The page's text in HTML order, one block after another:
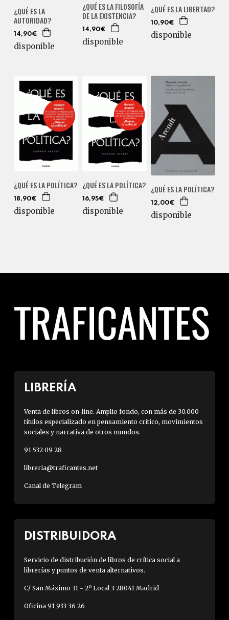
¿QUÉ ES LA
AUTORIDAD?
14,90€
disponible
¿QUÉ ES LA FILOSOFÍA
DE LA EXISTENCIA?
14,90€
disponible
¿QUÉ ES LA LIBERTAD?
10,90€
disponible
¿QUÉ ES LA POLÍTICA?
18,90€
disponible
¿QUÉ ES LA POLÍTICA?
16,95€
disponible
¿QUÉ ES LA POLÍTICA?
12,00€
disponible
LIBRERÍA
Venta de libros on-line. Amplio fondo, con más de 30.000
títulos especializado en pensamiento crítico, movimientos
sociales y narrativa de otros mundos.
91 532 09 28
libreria@traficantes.net
Canal de Telegram
DISTRIBUIDORA
Servicio de distribución de libros de crítica social a
librerías y puntos de venta alternativos.
C/ San Máximo 31 - 2º Local 3 28041 Madrid
Oficina 91 933 36 26